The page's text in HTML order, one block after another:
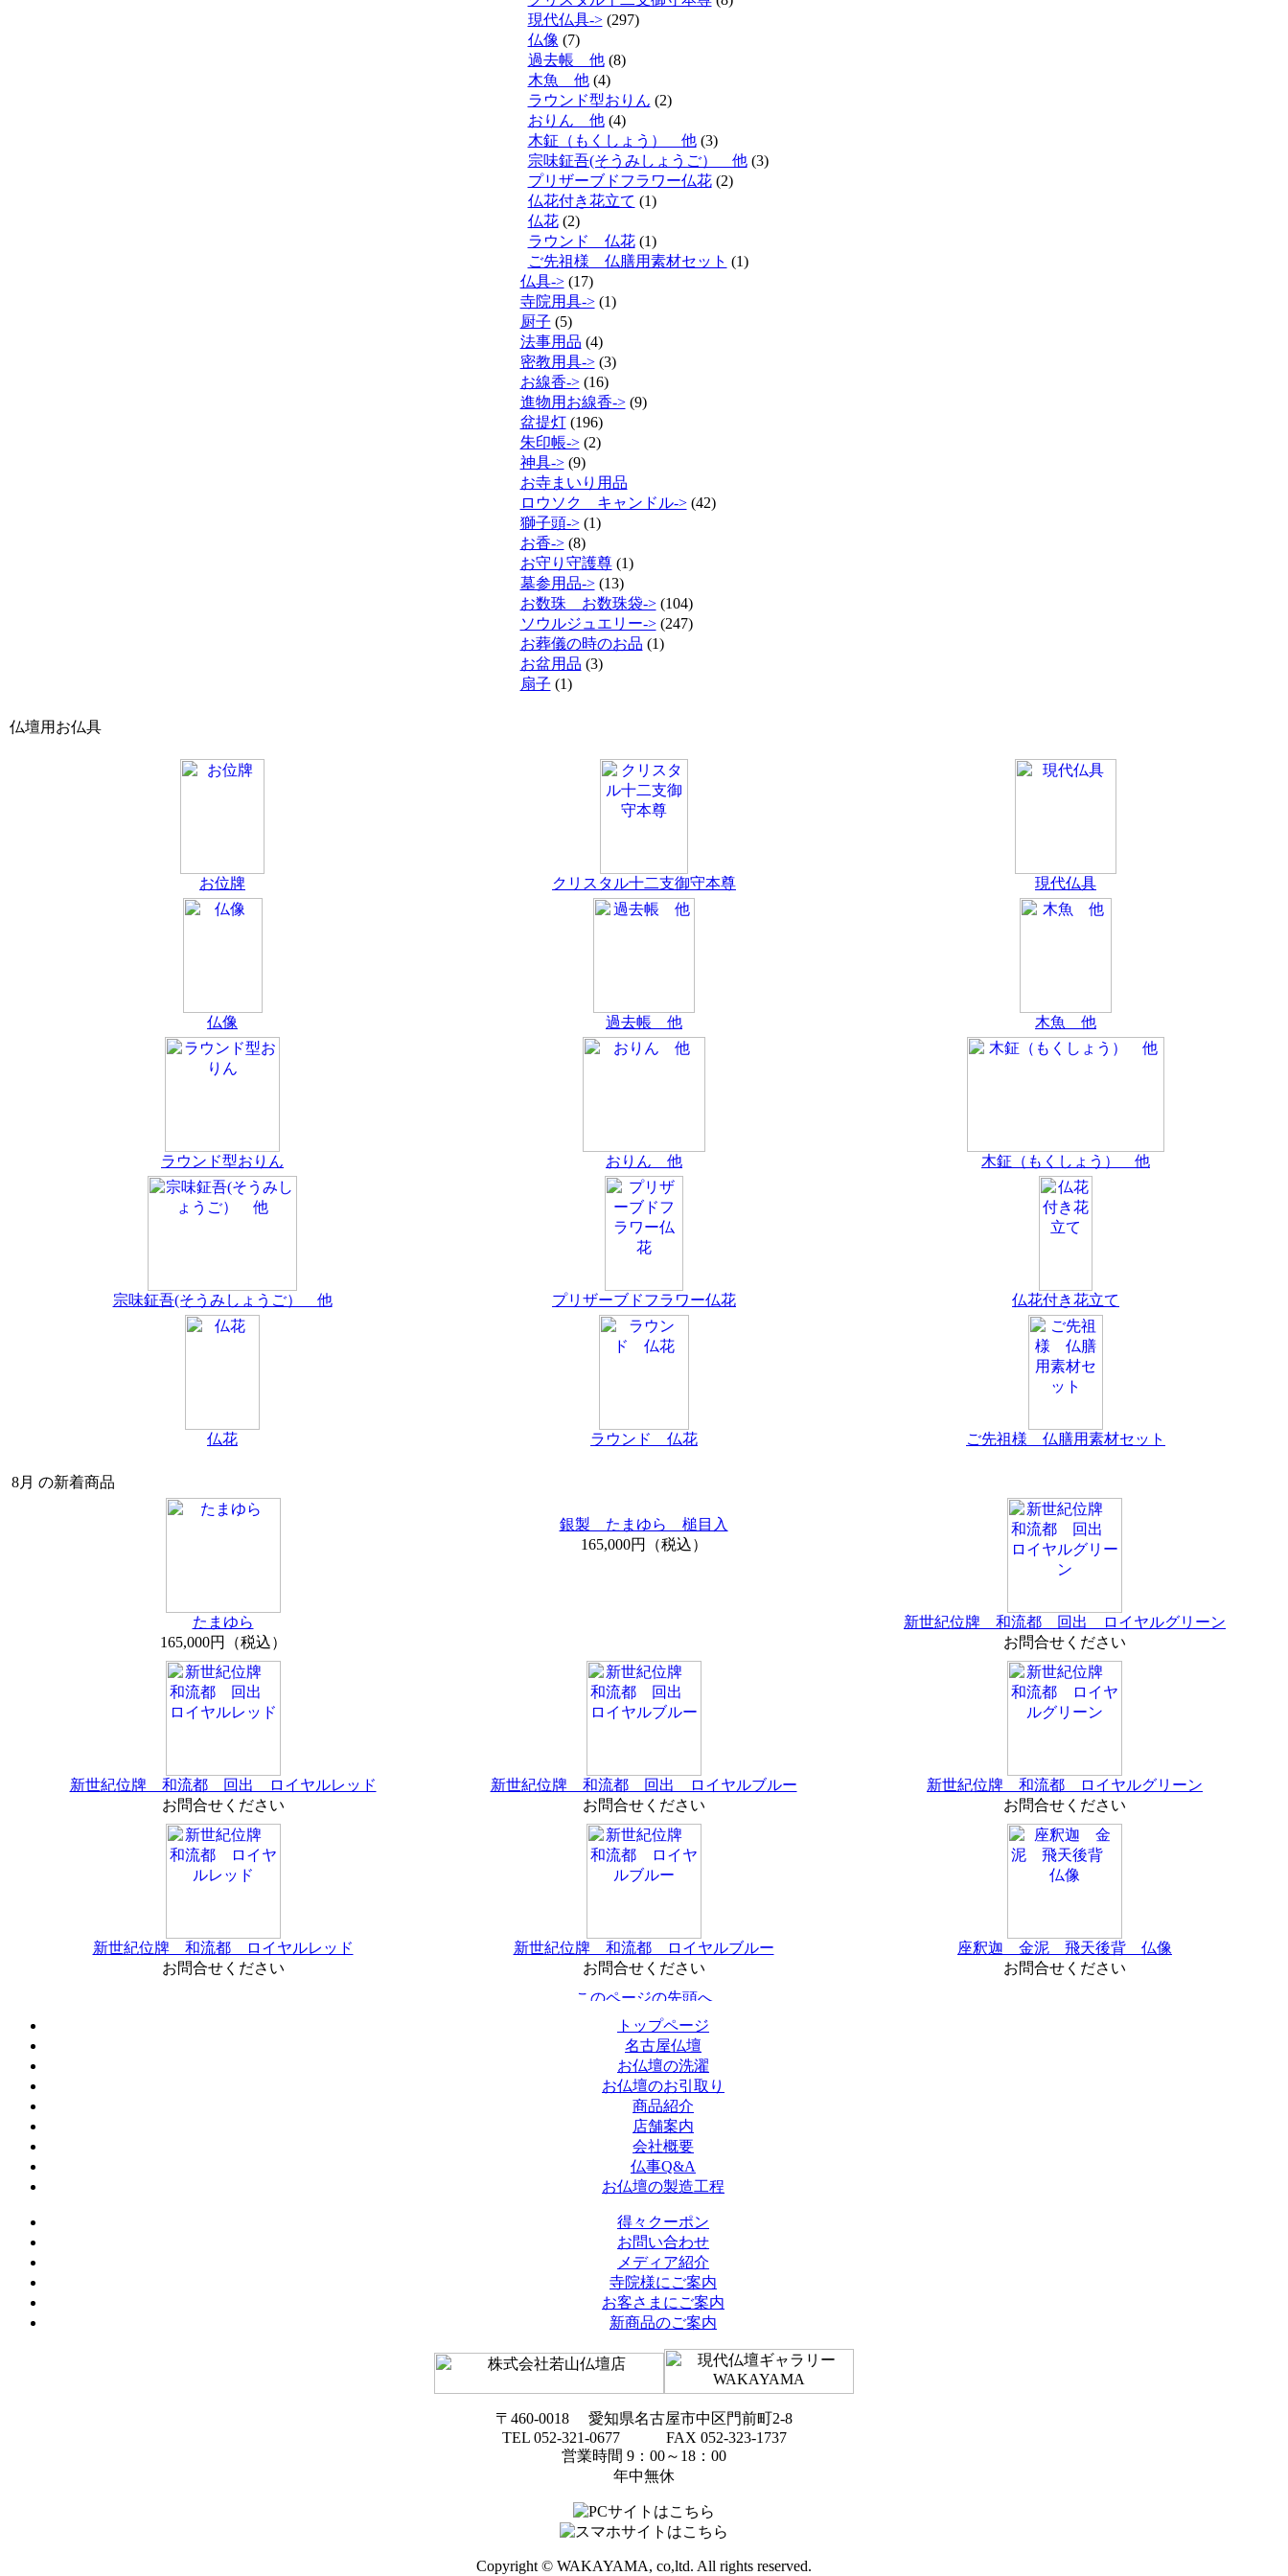
現代仏具->(297)
仏像 (7)
過去帳 他(8)
木魚 他(4)
ラウンド型おりん (2)
おりん 他(4)
木鉦（もくしょう） 他(3)
宗味鉦吾(そうみしょうご） 他(3)
プリザーブドフラワー仏花(2)
仏花付き花立て (1)
仏花(2)
ラウンド 仏花(1)
ご先祖様 仏膳用素材セット (1)
仏具->(17)
寺院用具->(1)
厨子 (5)
法事用品 (4)
密教用具->(3)
お線香->(16)
進物用お線香->(9)
盆提灯(196)
朱印帳->(2)
神具->(9)
お寺まいり用品
ロウソク キャンドル->(42)
獅子頭->(1)
お香->(8)
お守り守護尊(1)
墓参用品->(13)
お数珠 お数珠袋->(104)
ソウルジュエリー->(247)
お葬儀の時のお品 (1)
お盆用品 (3)
扇子 (1)
仏壇用お仏具
お位牌 クリスタル十二支御守本尊 現代仏具
仏像 過去帳 他 木魚 他
ラウンド型おりん おりん 他 木鉦（もくしょう） 他
宗味鉦吾(そうみしょうご） 他 プリザーブドフラワー仏花 仏花付き花立て
仏花 ラウンド 仏花 ご先祖様 仏膳用素材セット
8月 の新着商品
たまゆら
165,000円（税込）
銀製 たまゆら 槌目入
165,000円（税込）
新世紀位牌 和流都 回出 ロイヤルグリーン
お問合せください
新世紀位牌 和流都 回出 ロイヤルレッド
お問合せください
新世紀位牌 和流都 回出 ロイヤルブルー
お問合せください
新世紀位牌 和流都 ロイヤルグリーン
お問合せください
新世紀位牌 和流都 ロイヤルレッド
お問合せください
新世紀位牌 和流都 ロイヤルブルー
お問合せください
座釈迦 金泥 飛天後背 仏像
お問合せください
トップページ
名古屋仏壇
お仏壇の洗濯
お仏壇のお引取り
商品紹介
店舗案内
会社概要
仏事Q&A
お仏壇の製造工程
得々クーポン
お問い合わせ
メディア紹介
寺院様にご案内
お客さまにご案内
新商品のご案内
〒460-0018 愛知県名古屋市中区門前町2-8
TEL 052-321-0677 FAX 052-323-1737
営業時間 9：00～18：00
年中無休
Copyright © WAKAYAMA, co,ltd. All rights reserved.